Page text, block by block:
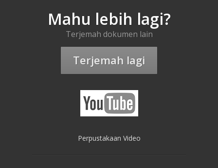
Mahu lebih lagi?
Terjemah dokumen lain
Terjemah lagi
Perpustakaan Video